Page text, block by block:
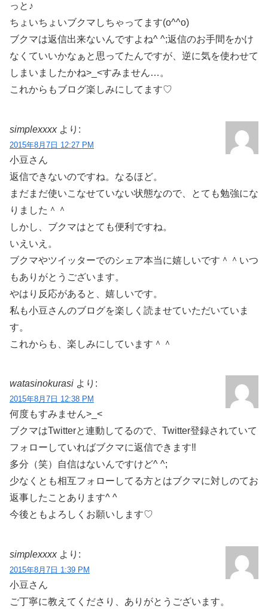
っと♪
ちょいちょいブクマしちゃってます(o^^o)
ブクマは返信出来ないんですよね^ ^;返信のお手間をかけ
なくていいかなぁと思ってたんですが、逆に気を使わせて
しまいましたかね>_<すみません…。
これからもブログ楽しみにしてます♡
simplexxxx より:
2015年8月7日 12:27 PM
小豆さん
返信できないのですね。なるほど。
まだまだ使いこなせていない状態なので、とても勉強にな
りました＾＾
しかし、ブクマはとても便利ですね。
いえいえ。
ブクマやツイッターでのシェア本当に嬉しいです＾＾いつ
もありがとうございます。
やはり反応があると、嬉しいです。
私も小豆さんのブログを楽しく読ませていただいていま
す。
これからも、楽しみにしています＾＾
watasinokurasi より:
2015年8月7日 12:38 PM
何度もすみません>_<
ブクマはTwitterと連動してるので、Twitter登録されていて
フォローしていればブクマに返信できます‼︎
多分（笑）自信はないんですけど^ ^;
少なくとも相互フォローしてる方とはブクマに対しのてお
返事したことあります^ ^
今後ともよろしくお願いします♡
simplexxxx より:
2015年8月7日 1:39 PM
小豆さん
ご丁寧に教えてくださり、ありがとうございます。